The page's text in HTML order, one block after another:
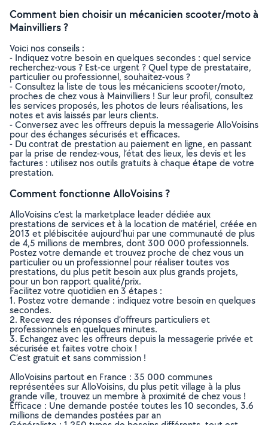
Comment bien choisir un mécanicien scooter/moto à
Mainvilliers ?
Voici nos conseils :
- Indiquez votre besoin en quelques secondes : quel service
recherchez-vous ? Est-ce urgent ? Quel type de prestataire,
particulier ou professionnel, souhaitez-vous ?
- Consultez la liste de tous les mécaniciens scooter/moto,
proches de chez vous à Mainvilliers ! Sur leur profil, consultez
les services proposés, les photos de leurs réalisations, les
notes et avis laissés par leurs clients.
- Conversez avec les offreurs depuis la messagerie AlloVoisins
pour des échanges sécurisés et efficaces.
- Du contrat de prestation au paiement en ligne, en passant
par la prise de rendez-vous, l’état des lieux, les devis et les
factures : utilisez nos outils gratuits à chaque étape de votre
prestation.
Comment fonctionne AlloVoisins ?
AlloVoisins c’est la marketplace leader dédiée aux
prestations de services et à la location de matériel, créée en
2013 et plébiscitée aujourd’hui par une communauté de plus
de 4,5 millions de membres, dont 300 000 professionnels.
Postez votre demande et trouvez proche de chez vous un
particulier ou un professionnel pour réaliser toutes vos
prestations, du plus petit besoin aux plus grands projets,
pour un bon rapport qualité/prix.
Facilitez votre quotidien en 3 étapes :
1. Postez votre demande : indiquez votre besoin en quelques
secondes.
2. Recevez des réponses d’offreurs particuliers et
professionnels en quelques minutes.
3. Echangez avec les offreurs depuis la messagerie privée et
sécurisée et faites votre choix !
C’est gratuit et sans commission !
AlloVoisins partout en France : 35 000 communes
représentées sur AlloVoisins, du plus petit village à la plus
grande ville, trouvez un membre à proximité de chez vous !
Efficace : Une demande postée toutes les 10 secondes, 3.6
millions de demandes postées par an